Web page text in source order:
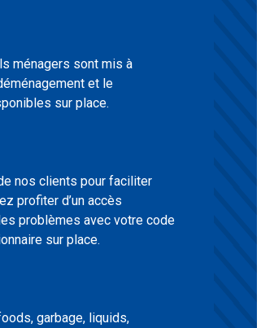
ménagers sont mis à
et le
sur place.
nos clients pour faciliter
profiter d’un accès
problèmes avec votre code
sur place.
garbage, liquids,